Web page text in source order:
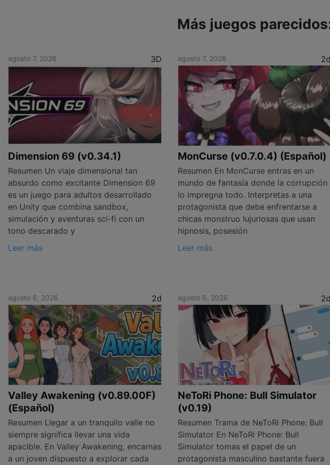
Más juegos
agosto 7, 2026 3D
Dimension 69 (v0.34.1)
Resumen Un viaje dimensional tan
absurdo como excitante Dimension 69
es un juego para adultos desarrollado
en Unity que combina sandbox,
simulación y aventuras sci-fi con un
tono descarado y
Leer más
agosto 7, 2026 2d
MonCurse (v0.7.0.4) (Español)
Resumen En MonCurse entras en un
mundo de fantasía donde la corrupción
lo impregna todo. Interpretas a una
protagonista que debe enfrentarse a
chicas monstruo lujuriosas que usan
hipnosis, posesión
Leer más
agosto 6, 2026 2d
Valley Awakening (v0.89.00F)
(Español)
Resumen Llegar a un tranquilo valle no
siempre significa llevar una vida
apacible. En Valley Awakening, encarnas
a un joven dispuesto a explorar cada
agosto 6, 2026 2d
NeToRi Phone: Bull Simulator
(v0.19)
Resumen Trama de NeToRi Phone: Bull
Simulator En NeToRi Phone: Bull
Simulator tomas el papel de un
protagonista masculino bastante fuera